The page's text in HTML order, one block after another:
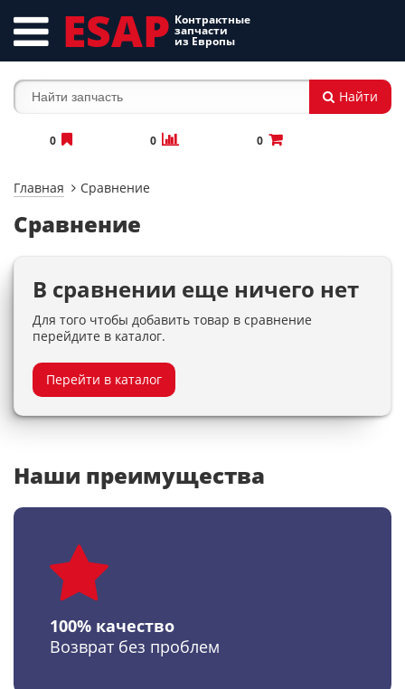
ESAP Контрактные
запчасти
из Европы
Найти
0 0 0
Главная Сравнение
Сравнение
В сравнении еще ничего нет
Для того чтобы добавить товар в сравнение
перейдите в каталог.
Перейти в каталог
Наши преимущества
100% качество
Возврат без проблем